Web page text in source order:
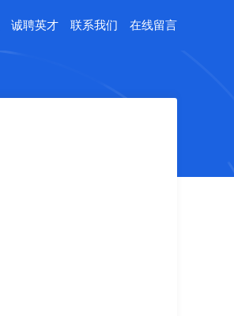
诚聘英才 联系我们 在线留言